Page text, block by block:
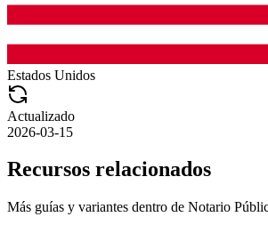
Estados Unidos
Actualizado
2026-03-15
Recursos relacionados
Más guías y variantes dentro de Notario